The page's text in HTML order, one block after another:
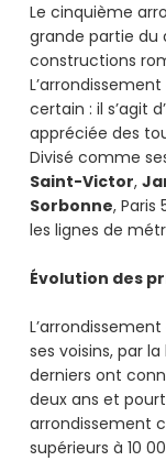
Le cinquième
grande partie du
constructions
certain : il s’agit
appréciée des
Divisé comme
Saint-Victor,
Sorbonne, Paris
les lignes de
Évolution des
ses voisins, par
derniers ont
deux ans et
arrondissement
supérieurs à 10